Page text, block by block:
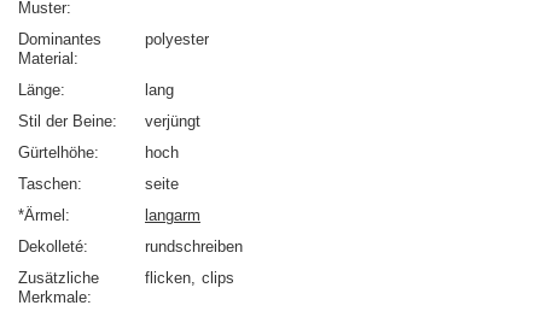
Muster
Dominantes
Material
polyester
Länge
lang
Stil der Beine
verjüngt
Gürtelhöhe
hoch
Taschen
seite
*Ärmel
langarm
Dekolleté
rundschreiben
Zusätzliche
Merkmale
flicken clips